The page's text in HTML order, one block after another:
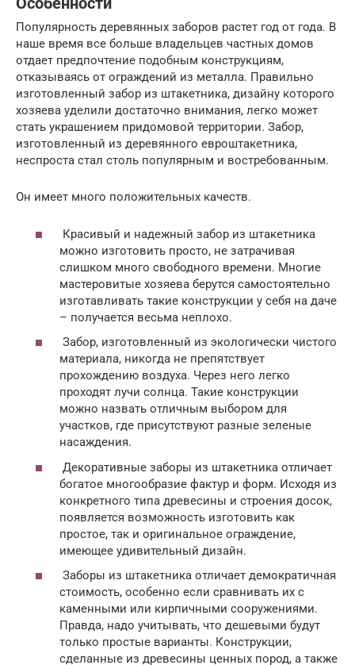
Популярность деревянных заборов растет год от года. В
наше время все больше владельцев частных домов
отдает предпочтение подобным конструкциям,
отказываясь от ограждений из металла. Правильно
изготовленный забор из штакетника, дизайну которого
хозяева уделили достаточно внимания, легко может
стать украшением придомовой территории. Забор,
изготовленный из деревянного евроштакетника,
неспроста стал столь популярным и востребованным.
Он имеет много положительных качеств.
Красивый и надежный забор из штакетника
можно изготовить просто, не затрачивая
слишком много свободного времени. Многие
мастеровитые хозяева берутся самостоятельно
изготавливать такие конструкции у себя на даче
– получается весьма неплохо.
Забор, изготовленный из экологически чистого
материала, никогда не препятствует
прохождению воздуха. Через него легко
проходят лучи солнца. Такие конструкции
можно назвать отличным выбором для
участков, где присутствуют разные зеленые
насаждения.
Декоративные заборы из штакетника отличает
богатое многообразие фактур и форм. Исходя из
конкретного типа древесины и строения досок,
появляется возможность изготовить как
простое, так и оригинальное ограждение,
имеющее удивительный дизайн.
Заборы из штакетника отличает демократичная
стоимость, особенно если сравнивать их с
каменными или кирпичными сооружениями.
Правда, надо учитывать, что дешевыми будут
только простые варианты. Конструкции,
сделанные из древесины ценных пород, а также